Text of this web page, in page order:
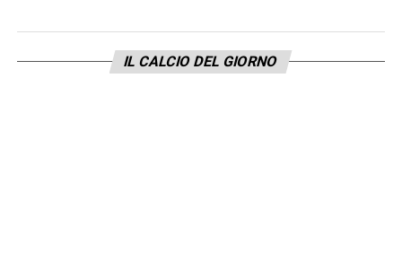
LA PLAYLIST DELLE NOSTRE TOP NEWS
IL CALCIO DEL GIORNO